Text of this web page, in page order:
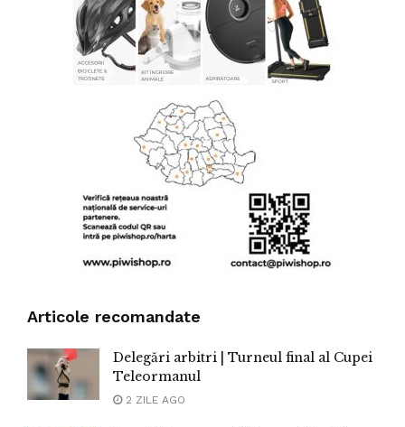
Articole recomandate
Delegări arbitri | Turneul final al Cupei
Teleormanul
2 ZILE AGO